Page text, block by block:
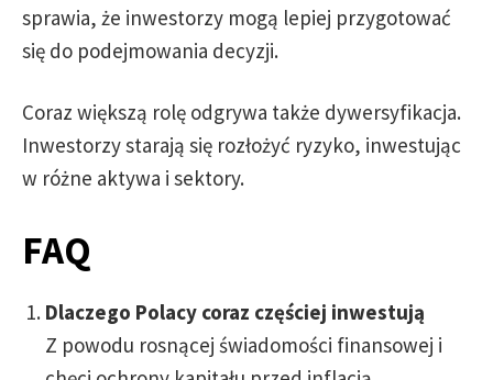
sprawia, że inwestorzy mogą lepiej przygotować
się do podejmowania decyzji.
Coraz większą rolę odgrywa także dywersyfikacja.
Inwestorzy starają się rozłożyć ryzyko, inwestując
w różne aktywa i sektory.
FAQ
Dlaczego Polacy coraz częściej inwestują
Z powodu rosnącej świadomości finansowej i